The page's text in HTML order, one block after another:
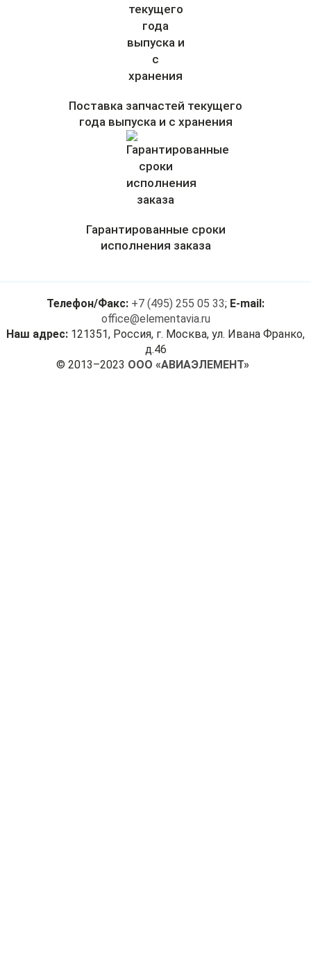
Поставка запчастей текущего
года выпуска и с хранения
Гарантированные сроки
исполнения заказа
Телефон/Факс: +7 (495) 255 05 33; E-mail:
office@elementavia.ru
Наш адрес: 121351, Россия, г. Москва, ул. Ивана Франко,
д.46
© 2013–2023 ООО «АВИАЭЛЕМЕНТ»